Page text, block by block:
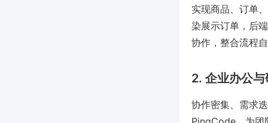
实现商品、订单
染展示订单，后
协作，整合流程
2. 企业办公
协作密集、需求